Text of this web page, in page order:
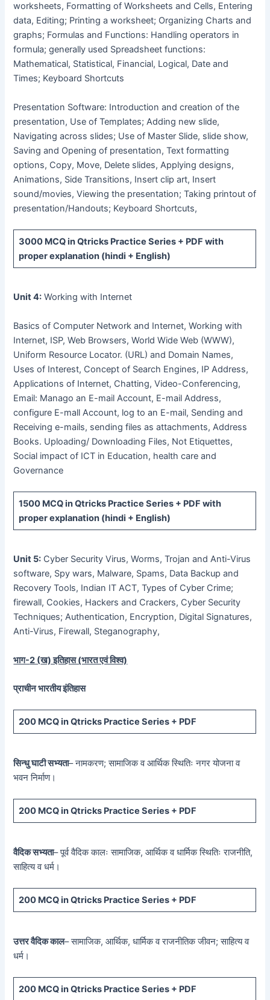
worksheets, Formatting of Worksheets and Cells, Entering
data, Editing; Printing a worksheet; Organizing Charts and
graphs; Formulas and Functions: Handling operators in
formula; generally used Spreadsheet functions:
Mathematical, Statistical, Financial, Logical, Date and
Times; Keyboard Shortcuts
Presentation Software: Introduction and creation of the
presentation, Use of Templates; Adding new slide,
Navigating across slides; Use of Master Slide, slide show,
Saving and Opening of presentation, Text formatting
options, Copy, Move, Delete slides, Applying designs,
Animations, Side Transitions, Insert clip art, Insert
sound/movies, Viewing the presentation; Taking printout of
presentation/Handouts; Keyboard Shortcuts,
3000 MCQin Qtricks Practice Series + PDF with
proper explanation (hindi + English)
Unit 4: Working with Internet
Basics of Computer Network and Internet, Working with
Internet, ISP, Web Browsers, World Wide Web (WWW),
Uniform Resource Locator. (URL) and Domain Names,
Uses of Interest, Concept of Search Engines, IP Address,
Applications of Internet, Chatting, Video-Conferencing,
Email: Manago an E-mail Account, E-mail Address,
configure E-mall Account, log to an E-mail, Sending and
Receiving e-mails, sending files as attachments, Address
Books. Uploading/ Downloading Files, Not Etiquettes,
Social impact of ICT in Education, health care and
Governance
1500 MCQin Qtricks Practice Series + PDF with
proper explanation (hindi + English)
Unit 5: Cyber Security Virus, Worms, Trojan and Anti-Virus
software, Spy wars, Malware, Spams, Data Backup and
Recovery Tools, Indian IT ACT, Types of Cyber Crime;
firewall, Cookies, Hackers and Crackers, Cyber Security
Techniques; Authentication, Encryption, Digital Signatures,
Anti-Virus, Firewall, Steganography,
भाग-2 (ख) इतिहास (भारत एवं विश्व)
प्राचीन भारतीय इंतिहास
200 MCQin Qtricks Practice Series + PDF
सिन्धु घाटी सभ्यता– नामकरण; सामाजिक व आर्थिक स्थितिः नगर योजना व
भवन निर्माण।
200 MCQin Qtricks Practice Series + PDF
वैदिक सभ्यता– पूर्व वैदिक कालः सामाजिक, आर्थिक व धार्मिक स्थितिः राजनीति,
साहित्य व धर्म।
200 MCQin Qtricks Practice Series + PDF
उत्तर वैदिक काल– सामाजिक, आर्थिक, धार्मिक व राजनीतिक जीवन; साहित्य व
धर्म।
200 MCQin Qtricks Practice Series + PDF